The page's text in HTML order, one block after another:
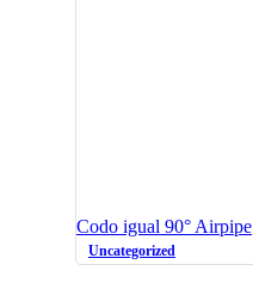
Codo igual 90° Airpipe
Uncategorized